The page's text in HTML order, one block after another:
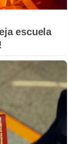
escuela